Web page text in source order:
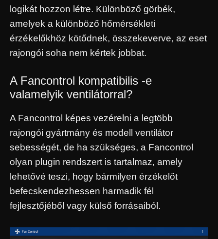
logikát hozzon létre. Különböző görbék,
amelyek a különböző hőmérsékleti
érzékelőkhöz kötődnek, összekeverve, az eset
rajongói soha nem kértek jobbat.
A Fancontrol kompatibilis -e
valamelyik ventilátorral?
A Fancontrol képes vezérelni a legtöbb
rajongói gyártmány és modell ventilátor
sebességét, de ha szükséges, a Fancontrol
olyan plugin rendszert is tartalmaz, amely
lehetővé teszi, hogy bármilyen érzékelőt
befecskendezhessen harmadik fél
fejlesztőjéből vagy külső forrásaiból.